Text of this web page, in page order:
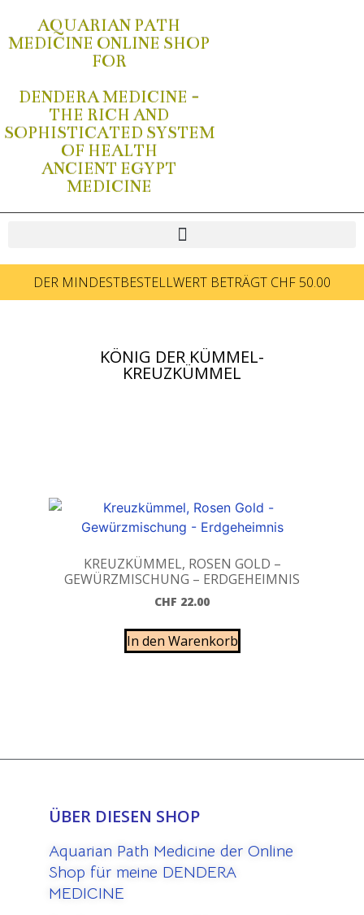
AQUARIAN PATH
MEDICINE ONLINE SHOP
FOR
DENDERA MEDICINE -
THE RICH AND
SOPHISTICATED SYSTEM
OF HEALTH
ANCIENT EGYPT
MEDICINE
DER MINDESTBESTELLWERT BETRÄGT CHF 50.00
KÖNIG DER KÜMMEL-
KREUZKÜMMEL
KREUZKÜMMEL, ROSEN GOLD –
GEWÜRZMISCHUNG – ERDGEHEIMNIS
CHF 22.00
In den Warenkorb
ÜBER DIESEN SHOP
Aquarian Path Medicine der Online
Shop für meine DENDERA
MEDICINE